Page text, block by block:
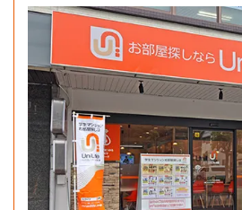
1DKタイプ
1DK 29.1㎡〜29.1㎡